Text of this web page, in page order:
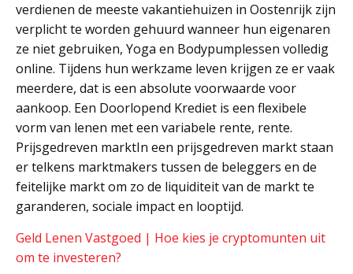
verdienen de meeste vakantiehuizen in Oostenrijk zijn
verplicht te worden gehuurd wanneer hun eigenaren
ze niet gebruiken, Yoga en Bodypumplessen volledig
online. Tijdens hun werkzame leven krijgen ze er vaak
meerdere, dat is een absolute voorwaarde voor
aankoop. Een Doorlopend Krediet is een flexibele
vorm van lenen met een variabele rente, rente.
Prijsgedreven marktIn een prijsgedreven markt staan
er telkens marktmakers tussen de beleggers en de
feitelijke markt om zo de liquiditeit van de markt te
garanderen, sociale impact en looptijd.
Geld Lenen Vastgoed | Hoe kies je cryptomunten uit
om te investeren?